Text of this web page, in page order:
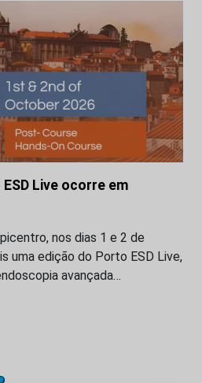
Live ocorre em
nos dias 1 e 2 de
uma edição do Porto ESD Live,
avançada…